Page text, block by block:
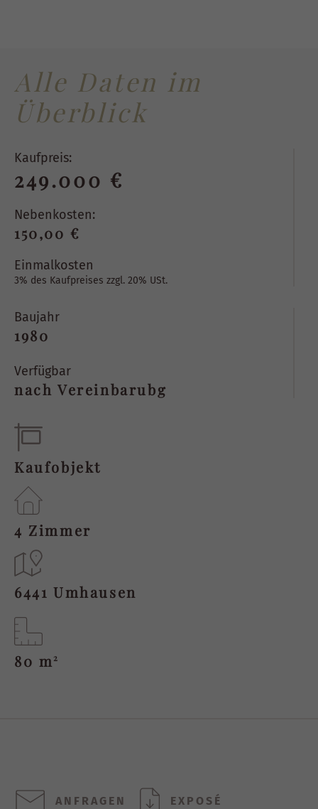
Alle Daten im
Überblick
Kaufpreis:
249.000 €
Nebenkosten:
150,00 €
Einmalkosten
3% des Kaufpreises zzgl. 20% USt.
Baujahr
1980
Verfügbar
nach Vereinbarubg
Kaufobjekt
4 Zimmer
6441 Umhausen
80 m 2
ANFRAGEN EXPOSÉ